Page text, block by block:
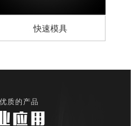
快速模具
质的产品
应用